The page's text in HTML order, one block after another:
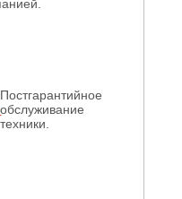
Постгарантийное
обслуживание
техники.